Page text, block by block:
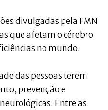
divulgadas pela FMN
que afetam o cérebro
no mundo.
das pessoas terem
prevenção e
Entre as